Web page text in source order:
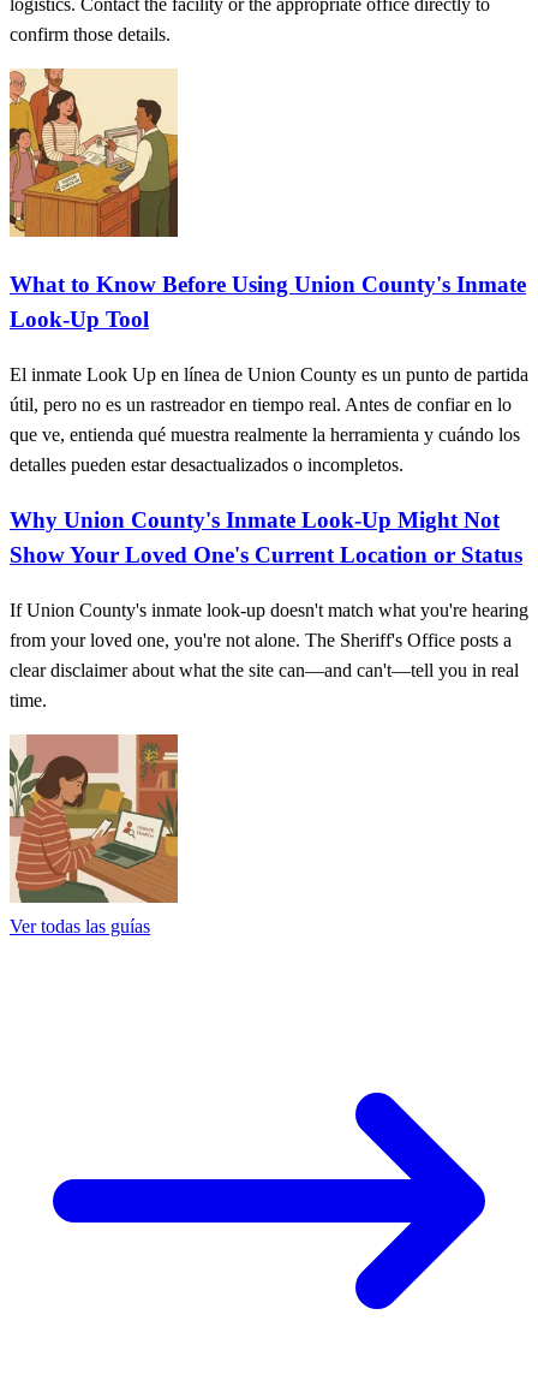
confirm those details.
What to Know Before Using Union County's Inmate
Look-Up Tool
El inmate Look Up en línea de Union County es un punto de partida
útil, pero no es un rastreador en tiempo real. Antes de confiar en lo
que ve, entienda qué muestra realmente la herramienta y cuándo los
detalles pueden estar desactualizados o incompletos.
Why Union County's Inmate Look‑Up Might Not
Show Your Loved One's Current Location or Status
If Union County's inmate look‑up doesn't match what you're hearing
from your loved one, you're not alone. The Sheriff's Office posts a
clear disclaimer about what the site can—and can't—tell you in real
time.
Ver todas las guías